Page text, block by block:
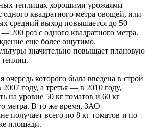
теплицах хорошими урожаями
квадратного метра овощей, или
средний выход повышается до 50 —
200 роз с одного квадратного метра.
еще более ощутимо.
значительно повышает плановую
которого была введена в строй
году, а третья — в 2010 году,
на уровне 50 кг томатов и 60 кг
метра. В то же время, ЗАО
получает всего по 8 кг томатов и по
площади.